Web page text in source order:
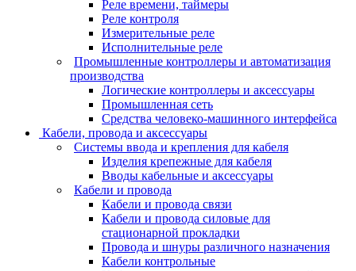
Реле времени, таймеры
Реле контроля
Измерительные реле
Исполнительные реле
Промышленные контроллеры и автоматизация
производства
Логические контроллеры и аксессуары
Промышленная сеть
Средства человеко-машинного интерфейса
Кабели, провода и аксессуары
Системы ввода и крепления для кабеля
Изделия крепежные для кабеля
Вводы кабельные и аксессуары
Кабели и провода
Кабели и провода связи
Кабели и провода силовые для
стационарной прокладки
Провода и шнуры различного назначения
Кабели контрольные